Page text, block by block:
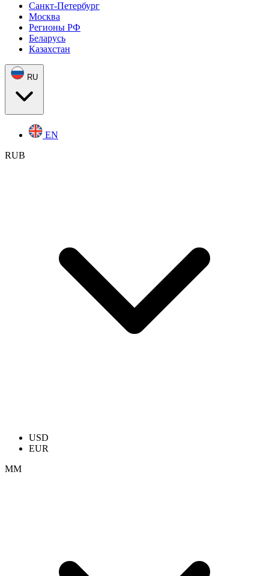
Санкт-Петербург
Москва
Регионы РФ
Беларусь
Казахстан
RU
EN
RUB
USD
EUR
ММ